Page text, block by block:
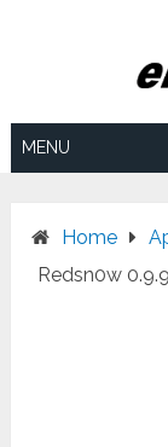
MENU
Home
Redsn0w